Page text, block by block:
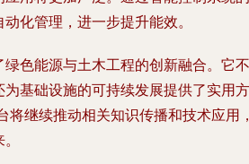
化管理，进一步提升能效。
色能源与土木工程的创新融合。它不
基础设施的可持续发展提供了实用方
将继续推动相关知识传播和技术应用